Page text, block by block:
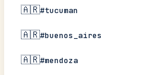
🇦🇷#tucuman
🇦🇷#buenos_aires
🇦🇷#mendoza